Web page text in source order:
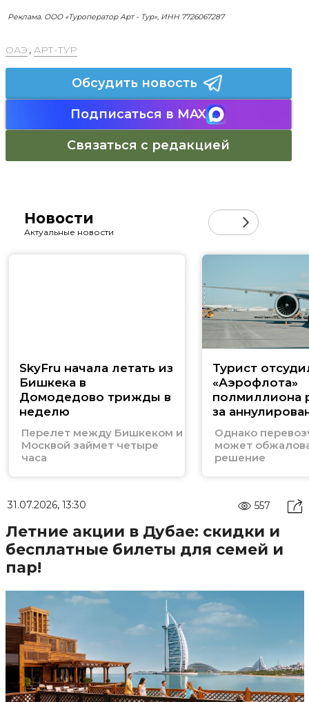
Реклама. ООО «Туроператор Арт - Тур», ИНН 7726067287
ОАЭ , АРТ-ТУР
Обсудить новость
Подписаться в MAX
Связаться с редакцией
Новости
Актуальные новости
SkyFru начала летать из
Бишкека в
Домодедово трижды в
неделю
Перелет между Бишкеком и
Москвой займет четыре
часа
Турист
«Аэрофлота»
полмиллиона
за
билеты в
Однако
может
решение
31.07.2026, 13:30 557
Летние акции в Дубае: скидки и
бесплатные билеты для семей и
пар!